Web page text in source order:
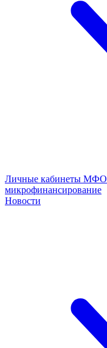
Личные кабинеты МФО
микрофинансирование
Новости